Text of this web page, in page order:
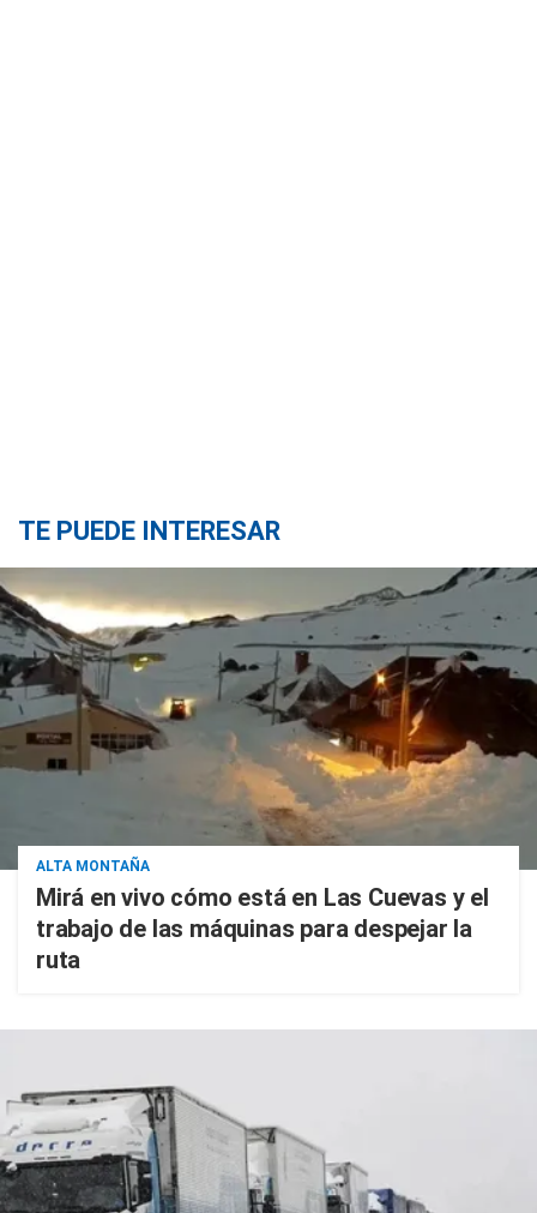
TE PUEDE INTERESAR
ALTA MONTAÑA
Mirá en vivo cómo está en Las Cuevas y el
trabajo de las máquinas para despejar la
ruta